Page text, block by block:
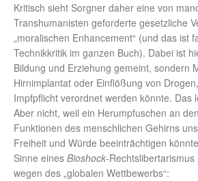
Kritisch sieht Sorgner daher eine von
Transhumanisten geforderte gesetzliche
„moralischen Enhancement“ (und das ist
Technikkritik im ganzen Buch). Dabei ist
Bildung und Erziehung gemeint, sondern
Hirnimplantat oder Einflößung von
Impfpflicht verordnet werden könnte. Das
Aber nicht, weil ein Herumpfuschen an
Funktionen des menschlichen Gehirns
Freiheit und Würde beeinträchtigen
Sinne eines Bioshock-Rechtslibertarismus
wegen des „globalen Wettbewerbs“: